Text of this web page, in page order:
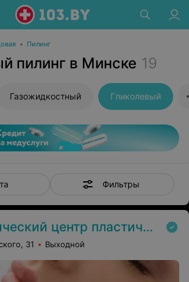
• Пилинг
пилинг в Минске 19
Газожидкостный Гликолевый
Фильтры
пластической хирургии и медицинской косметологии
31 Выходной